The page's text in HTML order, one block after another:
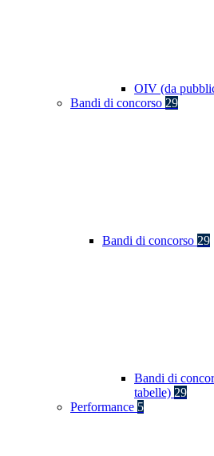
OIV (da
Bandi di concorso 29
Bandi di concorso 29
Bandi di
tabelle) 29
Performance 5